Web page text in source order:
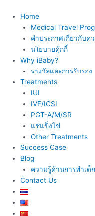
content
Home
Medical Travel
คำประกาศเกี่ยวกับค
นโยบายคุ้กกี้
Why iBaby?
รางวัลและการรับรอง
Treatments
IUI
IVF/ICSI
PGT-A/M/SR
แช่แข็งไข่
Other Treatments
Success Case
Blog
ความรู้ด้านการทำเด็
Contact Us